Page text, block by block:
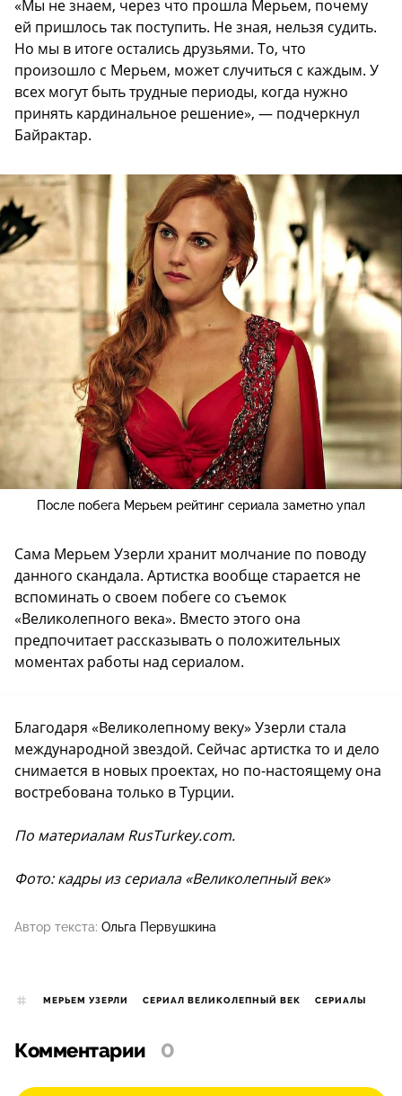
«Мы не знаем, через что прошла Мерьем, почему
ей пришлось так поступить. Не зная, нельзя судить.
Но мы в итоге остались друзьями. То, что
произошло с Мерьем, может случиться с каждым. У
всех могут быть трудные периоды, когда нужно
принять кардинальное решение», — подчеркнул
Байрактар.
После побега Мерьем рейтинг сериала заметно упал
Сама Мерьем Узерли хранит молчание по поводу
данного скандала. Артистка вообще старается не
вспоминать о своем побеге со съемок
«Великолепного века». Вместо этого она
предпочитает рассказывать о положительных
моментах работы над сериалом.
Благодаря «Великолепному веку» Узерли стала
международной звездой. Сейчас артистка то и дело
снимается в новых проектах, но по-настоящему она
востребована только в Турции.
По материаламRusTurkey.com.
Фото: кадры из сериала «Великолепный век»
Автор текста: Ольга Первушкина
МЕРЬЕМ УЗЕРЛИ СЕРИАЛ ВЕЛИКОЛЕПНЫЙ ВЕК СЕРИАЛЫ
Комментарии 0